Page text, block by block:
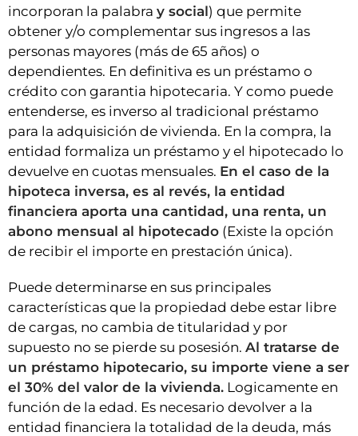
incorporan la palabra y social) que permite
obtener y/o complementar sus ingresos a las
personas mayores (más de 65 años) o
dependientes. En definitiva es un préstamo o
crédito con garantia hipotecaria. Y como puede
entenderse, es inverso al tradicional préstamo
para la adquisición de vivienda. En la compra, la
entidad formaliza un préstamo y el hipotecado lo
devuelve en cuotas mensuales. En el caso de la
hipoteca inversa, es al revés, la entidad
financiera aporta una cantidad, una renta, un
abono mensual al hipotecado (Existe la opción
de recibir el importe en prestación única).
Puede determinarse en sus principales
características que la propiedad debe estar libre
de cargas, no cambia de titularidad y por
supuesto no se pierde su posesión. Al tratarse de
un préstamo hipotecario, su importe viene a ser
el 30% del valor de la vivienda. Logicamente en
función de la edad. Es necesario devolver a la
entidad financiera la totalidad de la deuda, más